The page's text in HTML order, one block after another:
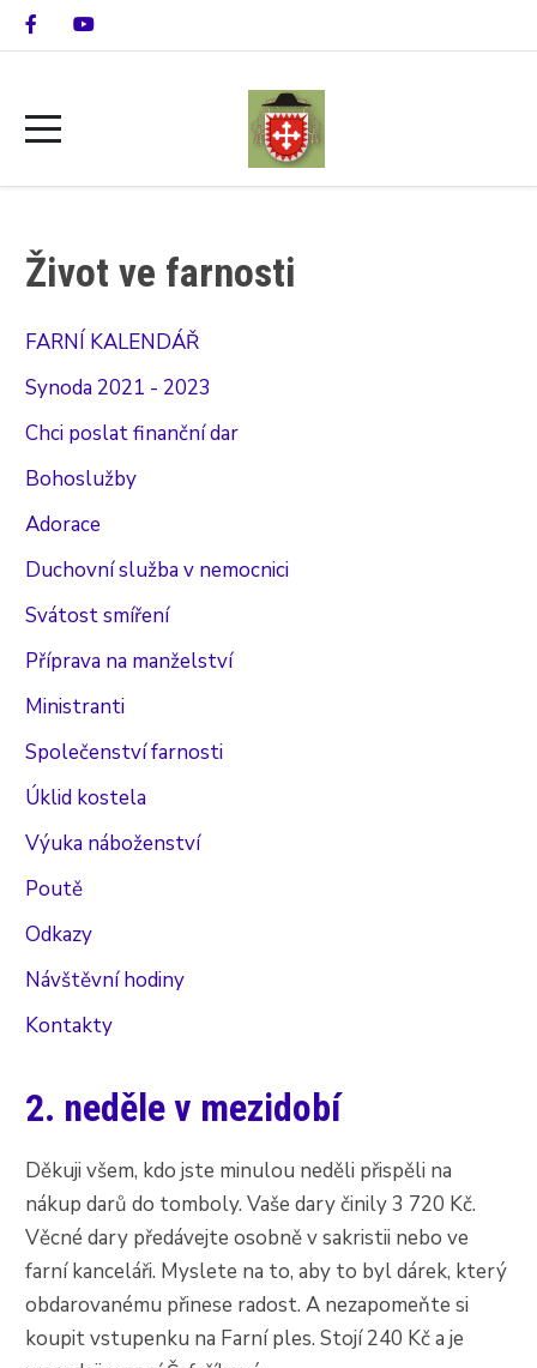
Život ve farnosti
FARNÍ KALENDÁŘ
Synoda 2021 - 2023
Chci poslat finanční dar
Bohoslužby
Adorace
Duchovní služba v nemocnici
Svátost smíření
Příprava na manželství
Ministranti
Společenství farnosti
Úklid kostela
Výuka náboženství
Poutě
Odkazy
Návštěvní hodiny
Kontakty
2. neděle v mezidobí
Děkuji všem, kdo jste minulou neděli přispěli na
nákup darů do tomboly. Vaše dary činily 3 720 Kč.
Věcné dary předávejte osobně v sakristii nebo ve
farní kanceláři. Myslete na to, aby to byl dárek, který
obdarovanému přinese radost. A nezapomeňte si
koupit vstupenku na Farní ples. Stojí 240 Kč a je